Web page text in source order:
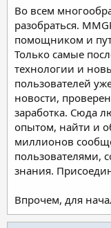
Во всем
разобраться.
помощником и
Только самые
технологии и
пользователей
новости,
заработка. Сюда
опытом, найти и
миллионов
пользователями,
знания.
Впрочем, для